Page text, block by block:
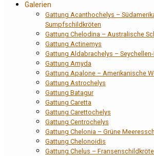
Galerien
Gattung Acanthochelys –
Sumpfschildkröten
Gattung Chelodina – Australische
Gattung Actinemys
Gattung Aldabrachelys –
Gattung Amyda
Gattung Apalone – Amerikanische
Gattung Astrochelys
Gattung Batagur
Gattung Caretta
Gattung Carettochelys
Gattung Centrochelys
Gattung Chelonia – Grüne
Gattung Chelonoidis
Gattung Chelus –